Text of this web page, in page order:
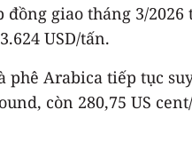
giao tháng 3/
USD/tấn.
Arabica tiếp tục
còn 280,75 US